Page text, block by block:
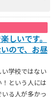
しいです。
ので、お昼
学校ではない
という人には
る人が多かっ